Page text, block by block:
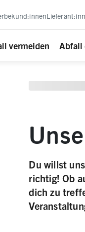
vermeiden Abfall
Du willst
richtig! Ob
dich zu